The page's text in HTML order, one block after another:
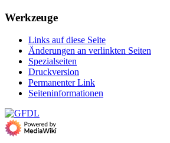
Werkzeuge
Links auf diese Seite
Änderungen an verlinkten Seiten
Spezialseiten
Druckversion
Permanenter Link
Seiten­­informationen